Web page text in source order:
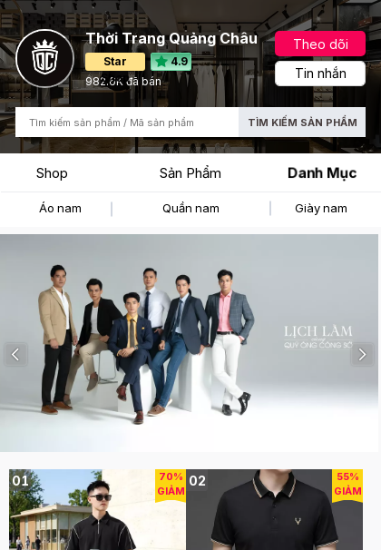
Thời Trang Quảng Châu
982.6K đã bán
Star
Shop
4.9
Theo dõi
Tin nhắn
TÌM KIẾM SẢN PHẨM
Shop Sản Phẩm Danh Mục
Quần nam
Áo nam Giày nam
70%
GIẢM
01
55%
GIẢM
02